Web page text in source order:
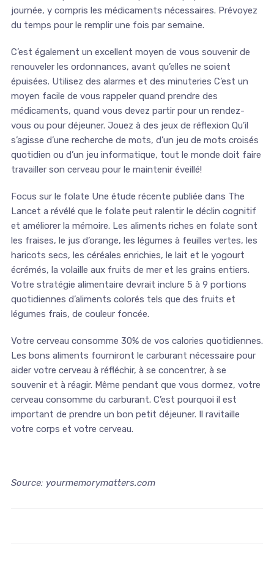
journée, y compris les médicaments nécessaires. Prévoyez
du temps pour le remplir une fois par semaine.
C’est également un excellent moyen de vous souvenir de
renouveler les ordonnances, avant qu’elles ne soient
épuisées. Utilisez des alarmes et des minuteries C’est un
moyen facile de vous rappeler quand prendre des
médicaments, quand vous devez partir pour un rendez-
vous ou pour déjeuner. Jouez à des jeux de réflexion Qu’il
s’agisse d’une recherche de mots, d’un jeu de mots croisés
quotidien ou d’un jeu informatique, tout le monde doit faire
travailler son cerveau pour le maintenir éveillé!
Focus sur le folate Une étude récente publiée dans The
Lancet a révélé que le folate peut ralentir le déclin cognitif
et améliorer la mémoire. Les aliments riches en folate sont
les fraises, le jus d’orange, les légumes à feuilles vertes, les
haricots secs, les céréales enrichies, le lait et le yogourt
écrémés, la volaille aux fruits de mer et les grains entiers.
Votre stratégie alimentaire devrait inclure 5 à 9 portions
quotidiennes d’aliments colorés tels que des fruits et
légumes frais, de couleur foncée.
Votre cerveau consomme 30% de vos calories quotidiennes.
Les bons aliments fourniront le carburant nécessaire pour
aider votre cerveau à réfléchir, à se concentrer, à se
souvenir et à réagir. Même pendant que vous dormez, votre
cerveau consomme du carburant. C’est pourquoi il est
important de prendre un bon petit déjeuner. Il ravitaille
votre corps et votre cerveau.
Source: yourmemorymatters.com